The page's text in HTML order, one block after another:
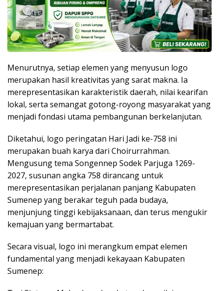
Menurutnya, setiap elemen yang menyusun logo
merupakan hasil kreativitas yang sarat makna. Ia
merepresentasikan karakteristik daerah, nilai kearifan
lokal, serta semangat gotong-royong masyarakat yang
menjadi fondasi utama pembangunan berkelanjutan.
Diketahui, logo peringatan Hari Jadi ke-758 ini
merupakan buah karya dari Choirurrahman.
Mengusung tema Songennep Sodek Parjuga 1269-
2027, susunan angka 758 dirancang untuk
merepresentasikan perjalanan panjang Kabupaten
Sumenep yang berakar teguh pada budaya,
menjunjung tinggi kebijaksanaan, dan terus mengukir
kemajuan yang bermartabat.
Secara visual, logo ini merangkum empat elemen
fundamental yang menjadi kekayaan Kabupaten
Sumenep: